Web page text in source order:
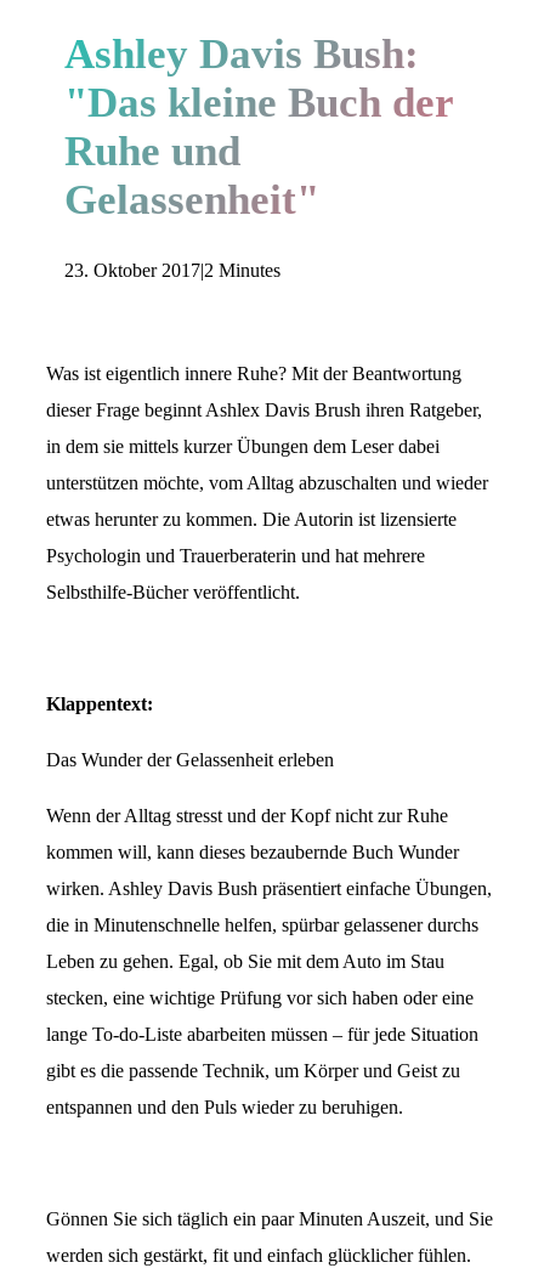
Ashley Davis Bush:
"Das kleine Buch der
Ruhe und
Gelassenheit"
23. Oktober 2017|2 Minutes
Was ist eigentlich innere Ruhe? Mit der Beantwortung
dieser Frage beginnt Ashlex Davis Brush ihren Ratgeber,
in dem sie mittels kurzer Übungen dem Leser dabei
unterstützen möchte, vom Alltag abzuschalten und wieder
etwas herunter zu kommen. Die Autorin ist lizensierte
Psychologin und Trauerberaterin und hat mehrere
Selbsthilfe-Bücher veröffentlicht.
Klappentext:
Das Wunder der Gelassenheit erleben
Wenn der Alltag stresst und der Kopf nicht zur Ruhe
kommen will, kann dieses bezaubernde Buch Wunder
wirken. Ashley Davis Bush präsentiert einfache Übungen,
die in Minutenschnelle helfen, spürbar gelassener durchs
Leben zu gehen. Egal, ob Sie mit dem Auto im Stau
stecken, eine wichtige Prüfung vor sich haben oder eine
lange To-do-Liste abarbeiten müssen – für jede Situation
gibt es die passende Technik, um Körper und Geist zu
entspannen und den Puls wieder zu beruhigen.
Gönnen Sie sich täglich ein paar Minuten Auszeit, und Sie
werden sich gestärkt, fit und einfach glücklicher fühlen.